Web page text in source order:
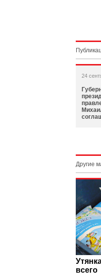
24
Другие
всего